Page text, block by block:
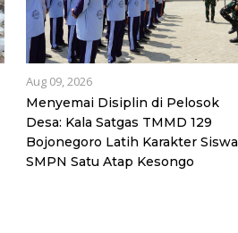
Aug 09, 2026
Menyemai Disiplin di Pelosok
Desa: Kala Satgas TMMD 129
Bojonegoro Latih Karakter Siswa
SMPN Satu Atap Kesongo